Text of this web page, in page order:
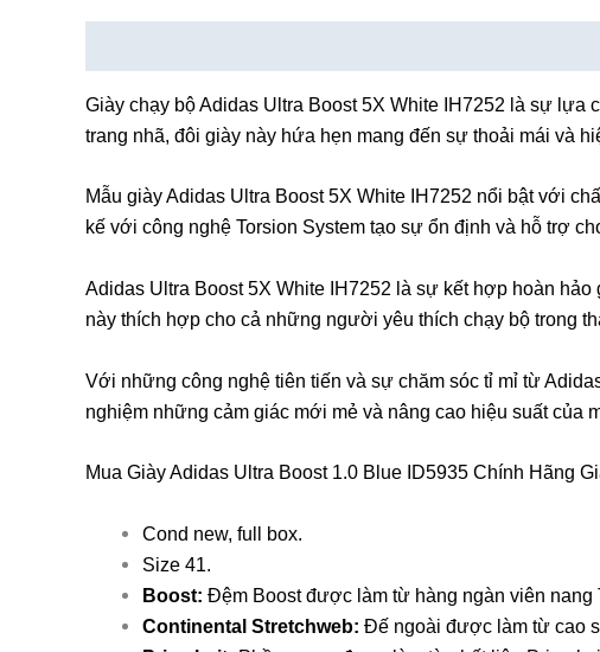
Giày chạy bộ Adidas Ultra Boost 5X White IH7252 là sự
trang nhã, đôi giày này hứa hẹn mang đến sự thoải mái và
Mẫu giày Adidas Ultra Boost 5X White IH7252 nổi bật với
kế với công nghệ Torsion System tạo sự ổn định và hỗ trợ
Adidas Ultra Boost 5X White IH7252 là sự kết hợp hoàn
này thích hợp cho cả những người yêu thích chạy bộ trong
Với những công nghệ tiên tiến và sự chăm sóc tỉ mỉ từ
nghiệm những cảm giác mới mẻ và nâng cao hiệu suất của
Mua Giày Adidas Ultra Boost 1.0 Blue ID5935 Chính Hãng
Cond new, full box.
Size 41.
Boost: Đệm Boost được làm từ hàng ngàn viên nang
Continental Stretchweb: Đế ngoài được làm từ cao